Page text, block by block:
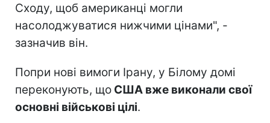
Сходу, щоб американці могли
насолоджуватися нижчими цінами", -
зазначив він.
Попри нові вимоги Ірану, у Білому домі
переконують, що США вже виконали свої
основні військові цілі.